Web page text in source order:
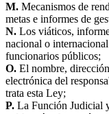
M. Mecanismos de
metas e informes de
N. Los viáticos,
nacional o
funcionarios públicos;
O. El nombre,
electrónica del
trata esta Ley;
P. La Función Judicial